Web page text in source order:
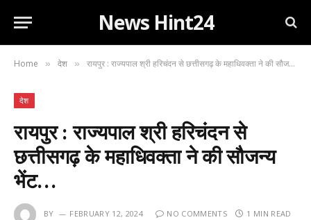
News Hint24
Home » देश » रायपुर : राज्यपाल श्री हरिचंदन से छत्तीसगढ़ के महाधिवक्ता ने की सौजन्य भेंट…
देश
रायपुर : राज्यपाल श्री हरिचंदन से
छत्तीसगढ़ के महाधिवक्ता ने की सौजन्य
भेंट…
BY FEBRUARY 12, 2024 NO COMMENTS 1 MIN READ